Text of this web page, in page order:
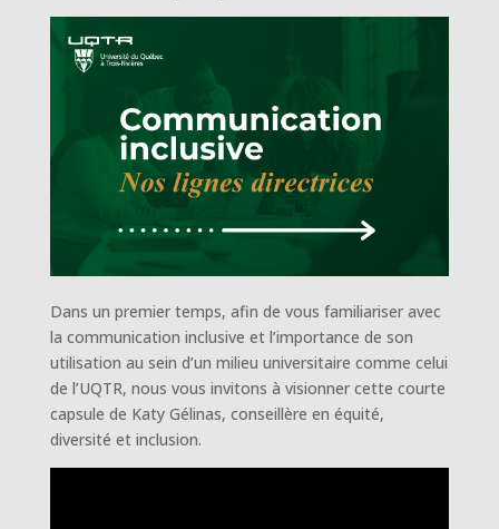
Dans un premier temps, afin de vous familiariser avec
la communication inclusive et l’importance de son
utilisation au sein d’un milieu universitaire comme celui
de l’UQTR, nous vous invitons à visionner cette courte
capsule de Katy Gélinas, conseillère en équité,
diversité et inclusion.